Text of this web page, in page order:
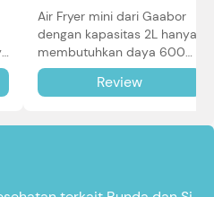
Air Fryer mini dari Gaabor
dengan kapasitas 2L hanya
membutuhkan daya 600W
dalam pemakaian. Simak
review selengkapnya di sini.
Review